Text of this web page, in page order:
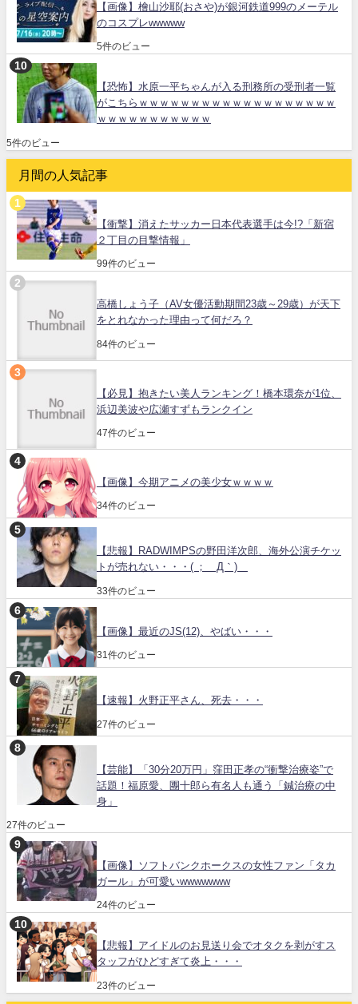
【画像】檜山沙耶(おさや)が銀河鉄道999のメーテル
のコスプレwwwww
5件のビュー
【恐怖】水原一平ちゃんが入る刑務所の受刑者一覧
がこちらｗｗｗｗｗｗｗｗｗｗｗｗｗｗｗｗｗｗｗ
ｗｗｗｗｗｗｗｗｗｗｗ
5件のビュー
月間の人気記事
【衝撃】消えたサッカー日本代表選手は今!?「新宿
２丁目の目撃情報」
99件のビュー
高橋しょう子（AV女優活動期間23歳～29歳）が天下
をとれなかった理由って何だろ？
84件のビュー
【必見】抱きたい美人ランキング！橋本環奈が1位、
浜辺美波や広瀬すずもランクイン
47件のビュー
【画像】今期アニメの美少女ｗｗｗｗ
34件のビュー
【悲報】RADWIMPSの野田洋次郎、海外公演チケッ
トが売れない・・・( ；´Д｀)
33件のビュー
【画像】最近のJS(12)、やばい・・・
31件のビュー
【速報】火野正平さん、死去・・・
27件のビュー
【芸能】「30分20万円」窪田正孝の“衝撃治療姿”で
話題！福原愛、團十郎ら有名人も通う「鍼治療の中
身」
27件のビュー
【画像】ソフトバンクホークスの女性ファン「タカ
ガール」が可愛いwwwwwww
24件のビュー
【悲報】アイドルのお見送り会でオタクを剥がすス
タッフがひどすぎて炎上・・・
23件のビュー